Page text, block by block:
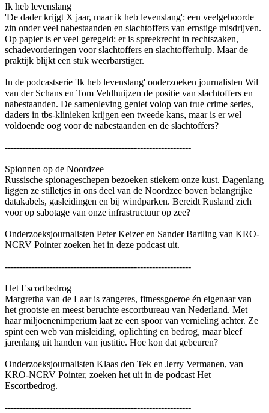
Ik heb levenslang
'De dader krijgt X jaar, maar ik heb levenslang': een veelgehoorde
zin onder veel nabestaanden en slachtoffers van ernstige misdrijven.
Op papier is er veel geregeld: er is spreekrecht in rechtszaken,
schadevorderingen voor slachtoffers en slachtofferhulp. Maar de
praktijk blijkt een stuk weerbarstiger.
In de podcastserie 'Ik heb levenslang' onderzoeken journalisten Wil
van der Schans en Tom Veldhuijzen de positie van slachtoffers en
nabestaanden. De samenleving geniet volop van true crime series,
daders in tbs-klinieken krijgen een tweede kans, maar is er wel
voldoende oog voor de nabestaanden en de slachtoffers?
--------------------------------------------------------------
Spionnen op de Noordzee
Russische spionageschepen bezoeken stiekem onze kust. Dagenlang
liggen ze stilletjes in ons deel van de Noordzee boven belangrijke
datakabels, gasleidingen en bij windparken. Bereidt Rusland zich
voor op sabotage van onze infrastructuur op zee?
Onderzoeksjournalisten Peter Keizer en Sander Bartling van KRO-
NCRV Pointer zoeken het in deze podcast uit.
--------------------------------------------------------------
Het Escortbedrog
Margretha van de Laar is zangeres, fitnessgoeroe én eigenaar van
het grootste en meest beruchte escortbureau van Nederland. Met
haar miljoenenimperium laat ze een spoor van vernieling achter. Ze
spint een web van misleiding, oplichting en bedrog, maar bleef
jarenlang uit handen van justitie. Hoe kon dat gebeuren?
Onderzoeksjournalisten Klaas den Tek en Jerry Vermanen, van
KRO-NCRV Pointer, zoeken het uit in de podcast Het
Escortbedrog.
--------------------------------------------------------------